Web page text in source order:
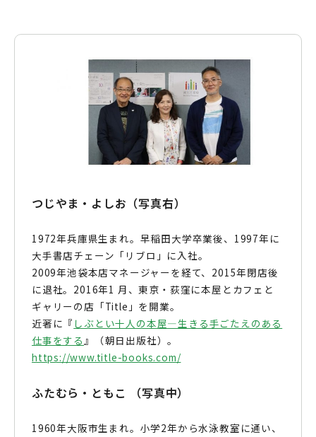
つじやま・よしお（写真右）
1972年兵庫県生まれ。早稲田大学卒業後、1997年に
大手書店チェーン「リブロ」に入社。
2009年池袋本店マネージャーを経て、2015年閉店後
に退社。2016年1 月、東京・荻窪に本屋とカフェと
ギャリーの店「Title」を開業。
近著に『 しぶとい十人の本屋―生きる手ごたえのある
仕事をする』（朝日出版社）。
https://www.title-books.com/
ふたむら・ともこ （写真中）
1960年大阪市生まれ。小学2年から水泳教室に通い、